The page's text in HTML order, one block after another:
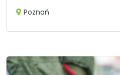
Poznań